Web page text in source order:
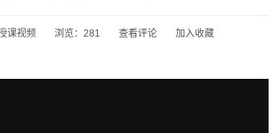
课视频 浏览： 281 查看评论 加入收藏